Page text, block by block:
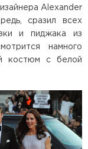
Alexander
сразил всех
и пиджака из
намного
костюм с белой